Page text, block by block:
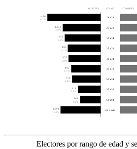
MUJERES EDAD HOMBRES
1,450
8.2%
18 a 24
1,033
5.8%
25 a 29
978
5.5%
30 a 34
895
5.1%
35 a 39
875
5.0%
40 a 44
802
4.5%
45 a 49
779
4.4%
50 a 54
619
3.5%
55 a 59
563
3.2%
60 a 64
1,094
6.2%
65 o más
Electores por rango de edad y